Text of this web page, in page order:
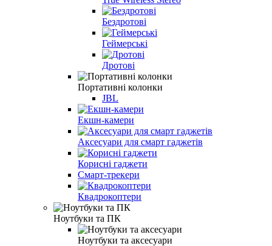
Бездротові
Геймерські
Дротові
Портативні колонки
JBL
Екшн-камери
Аксесуари для смарт гаджетів
Корисні гаджети
Смарт-трекери
Квадрокоптери
Ноутбуки та ПК
Ноутбуки та аксесуари